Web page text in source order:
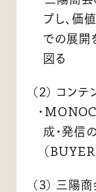
プし、価
での展開
図る
(2) コンテ
・
成・発信
（
(3) 三陽商